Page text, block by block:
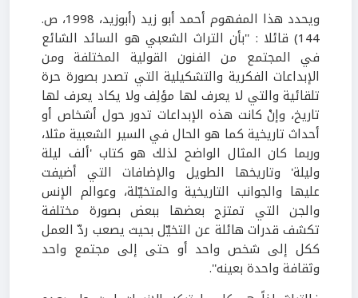
ويحدد هذا المفهوم أحمد أبو زيد (أبوزيد، 1998، ص.
144) قائلا : ''بأن التراث الشعبي هو السائد الشائع
في المجتمع من الفنون القولية المختلفة ومن
الإبداعات الفكرية والتشكيلية التي تصدر بصورة حرة
تلقائية والتي لا يعرف لها مؤلِف ولا يكاد يعرف لها
تاريخ، وإنْ كانت هذه الإبداعات تدور حول أشخاص أو
أحداث تاريخية كما هو الحال في السير الشعبية مثلا،
وربما كان المثال الواضح لذلك هو كتاب 'ألف ليلة
وليلة' وتاريخها الطويل والإضافات التي أضيفت
عليها والجوانب التاريخية والمتخيّلة، وعوالم الإنس
والجن التي تمتزج بعضها ببعض بصورة مختلفة
تكشف قدرات هائلة عن التخيّل بحيث يصعب ردّ العمل
ككل إلى شخص واحد أو حتى إلى مجتمع واحد
وثقافة واحدة بعينه''.